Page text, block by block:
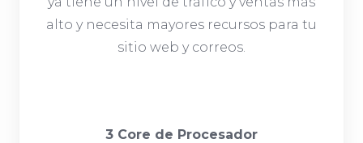
alto y necesita mayores recursos para tu
sitio web y correos.
3 Core de Procesador